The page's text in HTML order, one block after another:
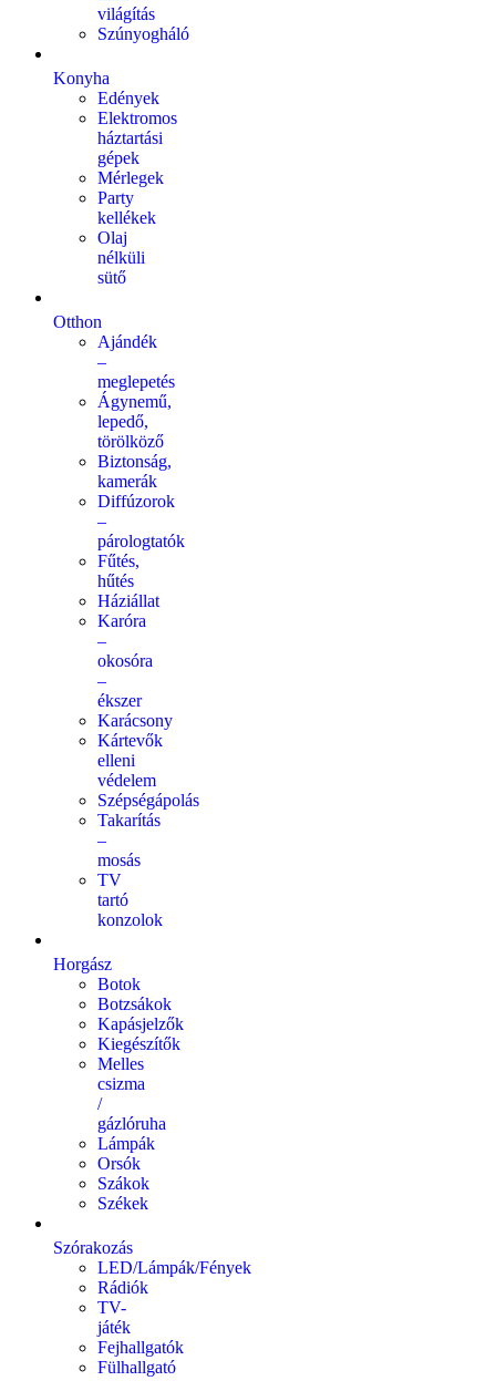
világítás
Szúnyogháló
Konyha
Edények
Elektromos
háztartási
gépek
Mérlegek
Party
kellékek
Olaj
nélküli
sütő
Otthon
Ajándék
–
meglepetés
Ágynemű,
lepedő,
törölköző
Biztonság,
kamerák
Diffúzorok
–
párologtatók
Fűtés,
hűtés
Háziállat
Karóra
–
okosóra
–
ékszer
Karácsony
Kártevők
elleni
védelem
Szépségápolás
Takarítás
–
mosás
TV
tartó
konzolok
Horgász
Botok
Botzsákok
Kapásjelzők
Kiegészítők
Melles
csizma
/
gázlóruha
Lámpák
Orsók
Szákok
Székek
Szórakozás
LED/Lámpák/Fények
Rádiók
TV-
játék
Fejhallgatók
Fülhallgató